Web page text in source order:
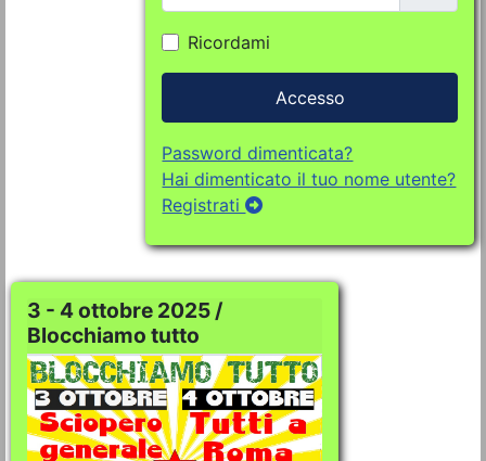
3 - 4 ottobre 2025 /
Blocchiamo tutto
Ricordami
Accesso
Password dimenticata?
Hai dimenticato il tuo nome utente?
Registrati